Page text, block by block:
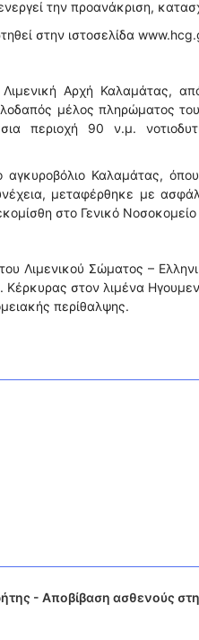
την προανάκριση,
στην ιστοσελίδα
Αρχή Καλαμάτας,
μέλος πληρώματος
περιοχή 90 ν.μ.
Καλαμάτας,
μεταφέρθηκε με
στο Γενικό
Λιμενικού Σώματος –
Κέρκυρας στον λιμένα
περίθαλψης.
- Αποβίβαση ασθενούς